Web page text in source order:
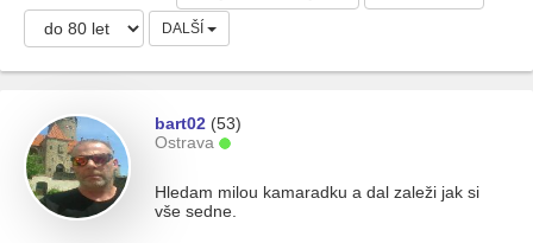
DALŠÍ
bart02 (53)
Ostrava
Hledam milou kamaradku a dal zaleži jak si
vše sedne.